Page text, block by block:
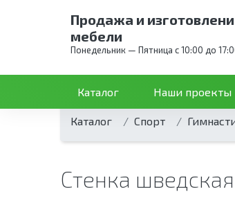
Продажа и
мебели
Понедельник — Пятница с 10:00 до
Каталог Наши проекты
Каталог Спорт
Стенка